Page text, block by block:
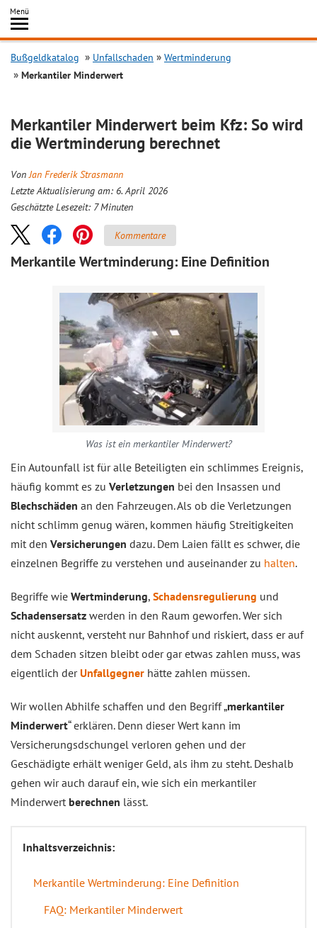
Inhalt
springen
Menü
Search
Bußgeldkatalog Unfallschaden
Wertminderung
Merkantiler Minderwert
Merkantiler Minderwert beim Kfz: So wird
die Wertminderung berechnet
VonJan Frederik Strasmann
Letzte Aktualisierung am: 6. April 2026
Geschätzte Lesezeit: 7 Minuten
Kommentare
Merkantile Wertminderung: Eine Definition
Was ist ein merkantiler Minderwert?
Ein Autounfall ist für alle Beteiligten ein schlimmes Ereignis,
häufig kommt es zu Verletzungen bei den Insassen und
Blechschäden an den Fahrzeugen. Als ob die Verletzungen
nicht schlimm genug wären, kommen häufig Streitigkeiten
mit den Versicherungen dazu. Dem Laien fällt es schwer, die
einzelnen Begriffe zu verstehen und auseinander zu halten.
Begriffe wie Wertminderung, Schadensregulierung und
Schadensersatz werden in den Raum geworfen. Wer sich
nicht auskennt, versteht nur Bahnhof und riskiert, dass er auf
dem Schaden sitzen bleibt oder gar etwas zahlen muss, was
eigentlich derUnfallgegner hätte zahlen müssen.
Wir wollen Abhilfe schaffen und den Begriff „merkantiler
Minderwert“ erklären. Denn dieser Wert kann im
Versicherungsdschungel verloren gehen und der
Geschädigte erhält weniger Geld, als ihm zu steht. Deshalb
gehen wir auch darauf ein, wie sich ein merkantiler
Minderwert berechnen lässt.
Inhaltsverzeichnis:
Merkantile Wertminderung: Eine Definition
FAQ: Merkantiler Minderwert